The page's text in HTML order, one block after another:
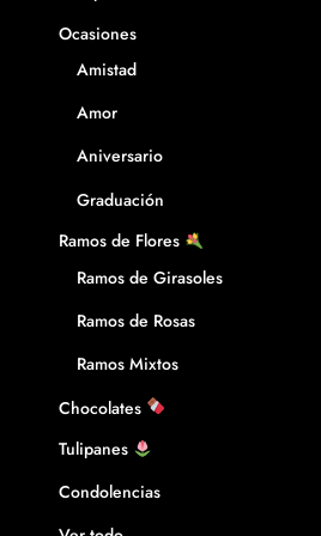
Ocasiones
Amistad
Amor
Aniversario
Graduación
Ramos de Flores
Ramos de Girasoles
Ramos de Rosas
Ramos Mixtos
Chocolates
Tulipanes
Condolencias